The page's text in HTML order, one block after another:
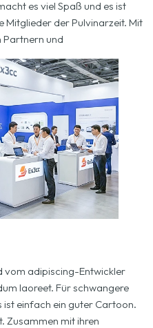
es viel Spaß und es ist
Mitglieder der Pulvinarzeit. Mit
Partnern und
vom adipiscing-Entwickler
laoreet. Für schwangere
ist einfach ein guter Cartoon.
Zusammen mit ihren